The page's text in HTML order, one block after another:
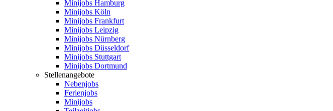
Minijobs Hamburg
Minijobs Köln
Minijobs Frankfurt
Minijobs Leipzig
Minijobs Nürnberg
Minijobs Düsseldorf
Minijobs Stuttgart
Minijobs Dortmund
Stellenangebote
Nebenjobs
Ferienjobs
Minijobs